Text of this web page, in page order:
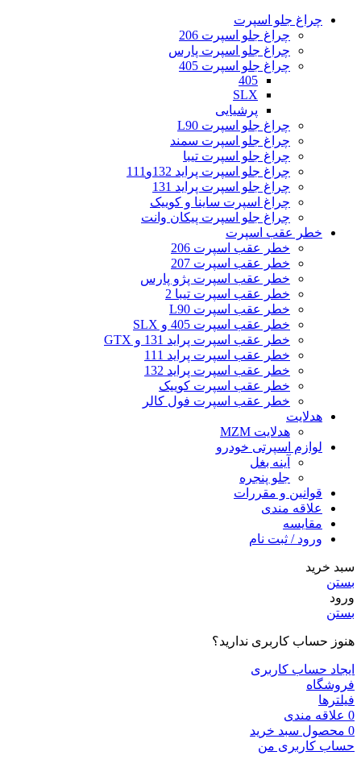
چراغ جلو اسپرت
چراغ جلو اسپرت 206
چراغ جلو اسپرت پارس
چراغ جلو اسپرت 405
405
SLX
پرشیایی
چراغ جلو اسپرت L90
چراغ جلو اسپرت سمند
چراغ جلو اسپرت تیبا
چراغ جلو اسپرت پراید 132و111
چراغ جلو اسپرت پراید 131
چراغ اسپرت ساینا و کوییک
چراغ جلو اسپرت پیکان وانت
خطر عقب اسپرت
خطر عقب اسپرت 206
خطر عقب اسپرت 207
خطر عقب اسپرت پژو پارس
خطر عقب اسپرت تیبا 2
خطر عقب اسپرت L90
خطر عقب اسپرت 405 و SLX
خطر عقب اسپرت پراید 131 و GTX
خطر عقب اسپرت پراید 111
خطر عقب اسپرت پراید 132
خطر عقب اسپرت کوییک
خطر عقب اسپرت فول کالر
هدلایت
هدلایت MZM
لوازم اسپرتی خودرو
آینه بغل
جلو پنجره
قوانین و مقررات
علاقه مندی
مقایسه
ورود / ثبت نام
سبد خرید
بستن
ورود
بستن
هنوز حساب کاربری ندارید؟
ایجاد حساب کاربری
فروشگاه
فیلترها
0 علاقه مندی
0 محصول سبد خرید
حساب کاربری من